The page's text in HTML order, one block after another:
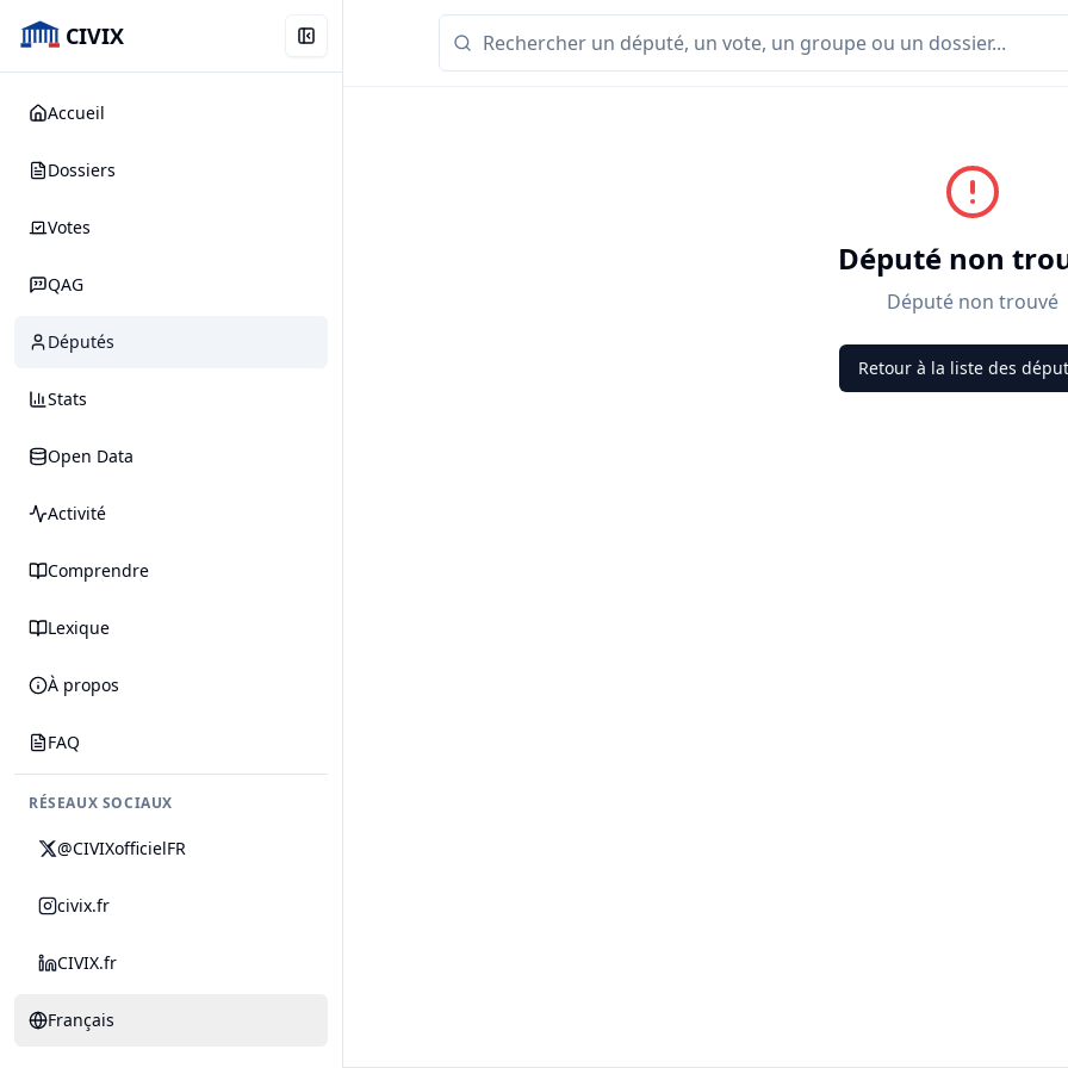
CIVIX
Accueil
Dossiers
Votes
QAG
Députés
Stats
Open Data
Activité
Comprendre
Lexique
À propos
FAQ
RÉSEAUX SOCIAUX
@CIVIXofficielFR
civix.fr
CIVIX.fr
Français
Député non
Député non trouvé
Retour à la liste des